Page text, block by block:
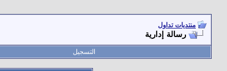
منتديات تداول
رسالة إدارية
التسجيل